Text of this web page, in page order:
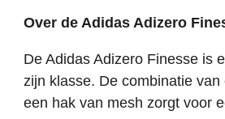
Over de Adidas Adizero
De Adidas Adizero Finesse is
zijn klasse. De combinatie
een hak van mesh zorgt voor